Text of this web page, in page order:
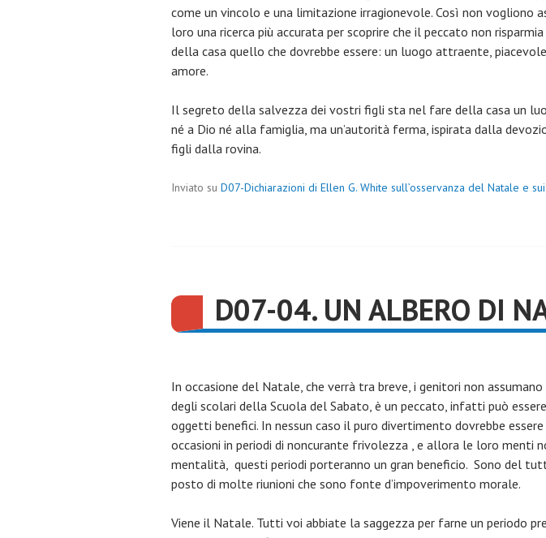
come un vincolo e una limitazione irragionevole. Così non vogliono
loro una ricerca più accurata per scoprire che il peccato non
della casa quello che dovrebbe essere: un luogo attraente,
amore.
Il segreto della salvezza dei vostri figli sta nel fare della casa un
né a Dio né alla famiglia, ma un’autorità ferma, ispirata dalla
figli dalla rovina.
Inviato suD07-Dichiarazioni di Ellen G. White sull’osservanza del Natale e
D07-04. UN ALBERO DI
In occasione del Natale, che verrà tra breve, i genitori non
degli scolari della Scuola del Sabato, è un peccato, infatti può
oggetti benefici. In nessun caso il puro divertimento dovrebbe
occasioni in periodi di noncurante frivolezza , e allora le loro menti
mentalità, questi periodi porteranno un gran beneficio. Sono del
posto di molte riunioni che sono fonte d’impoverimento morale.
Viene il Natale. Tutti voi abbiate la saggezza per farne un periodo